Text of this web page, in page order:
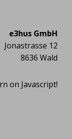
e3hus GmbH
Jonastrasse 12
8636 Wald
on Javascript!